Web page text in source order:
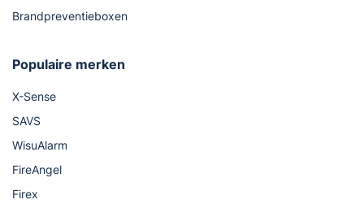
Brandpreventieboxen
Populaire merken
X-Sense
SAVS
WisuAlarm
FireAngel
Firex